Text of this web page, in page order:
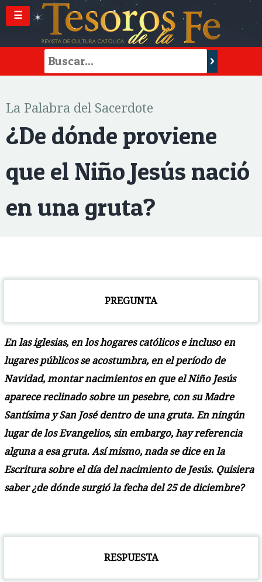
☰
La Palabra del Sacerdote
¿De dónde proviene
que el Niño Jesús nació
en una gruta?
PREGUNTA
En las iglesias, en los hogares católicos e incluso en
lugares públicos se acostumbra, en el período de
Navidad, montar nacimientos en que el Niño Jesús
aparece reclinado sobre un pesebre, con su Madre
Santísima y San José dentro de una gruta. En ningún
lugar de los Evangelios, sin embargo, hay referencia
alguna a esa gruta. Así mismo, nada se dice en la
Escritura sobre el día del nacimiento de Jesús. Quisiera
saber ¿de dónde surgió la fecha del 25 de diciembre?
RESPUESTA